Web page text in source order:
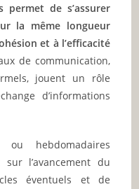
de s’assurer
la même longueur
et à l’efficacité
de communication,
jouent un rôle
d’informations
ou hebdomadaires
l’avancement du
éventuels et de